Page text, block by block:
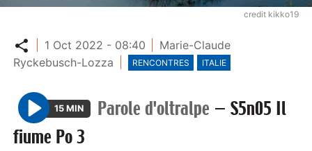
credit kikko19
Partager
1 Oct 2022 - 08:40
Marie-Claude
Ryckebusch-Lozza
RENCONTRES ITALIE
P
l
15 MIN Parole d'oltralpe — S5n05 Il
fiume Po 3